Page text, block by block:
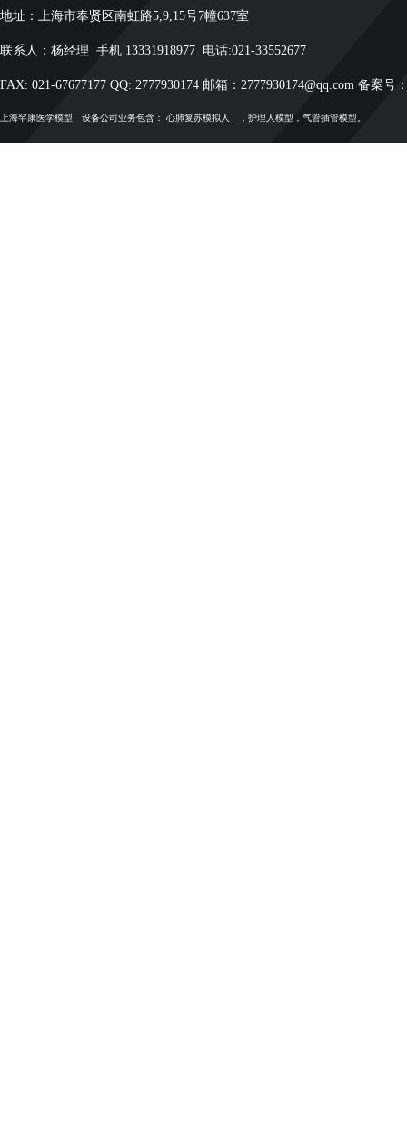
地址：上海市奉贤区南虹路5,9,15号7幢637室
联系人：杨经理 手机 13331918977 电话:021-33552677
FAX: 021-67677177 QQ: 2777930174 邮箱：2777930174@qq.com 备案号
上海罕康医学模型 设备公司业务包含： 心肺复苏模拟人 ，护理人模型，气管插管模型。